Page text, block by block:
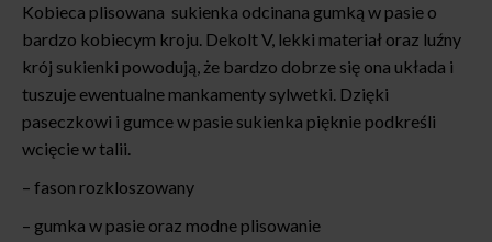
Kobieca plisowana sukienka odcinana gumką w pasie o
bardzo kobiecym kroju. Dekolt V, lekki materiał oraz luźny
krój sukienki powodują, że bardzo dobrze się ona układa i
tuszuje ewentualne mankamenty sylwetki. Dzięki
paseczkowi i gumce w pasie sukienka pięknie podkreśli
wcięcie w talii.
– fason rozkloszowany
– gumka w pasie oraz modne plisowanie